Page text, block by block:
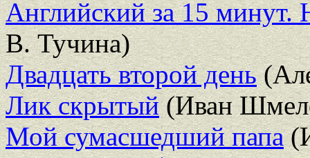
Английский за 15 минут.
В. Тучина)
Двадцать второй день
Лик скрытый(Иван
Мой сумасшедший папа